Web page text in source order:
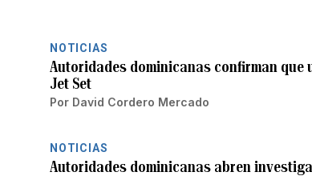
NOTICIAS
Autoridades dominicanas confirman
Jet Set
Por David Cordero Mercado
NOTICIAS
Autoridades dominicanas abren